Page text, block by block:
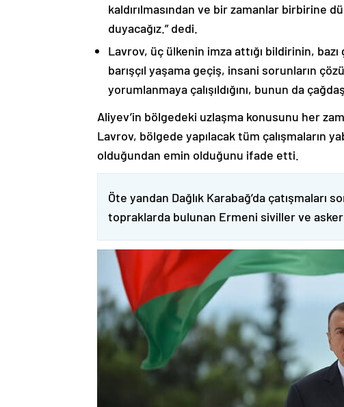
kaldırılmasından ve bir zamanlar birbirine
duyacağız.” dedi.
Lavrov, üç ülkenin imza attığı bildirinin,
barışçıl yaşama geçiş, insani sorunların
yorumlanmaya çalışıldığını, bunun da
Aliyev’in bölgedeki uzlaşma konusunu her
Lavrov, bölgede yapılacak tüm çalışmaların
olduğundan emin olduğunu ifade etti.
Öte yandan Dağlık Karabağ’da çatışmaları
topraklarda bulunan Ermeni siviller ve